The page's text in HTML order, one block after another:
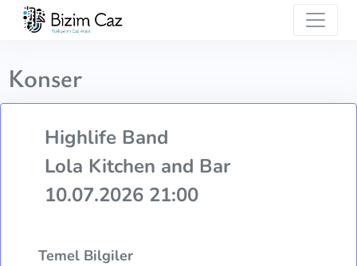
Konser
Highlife Band
Lola Kitchen and Bar
10.07.2026 21:00
Temel Bilgiler